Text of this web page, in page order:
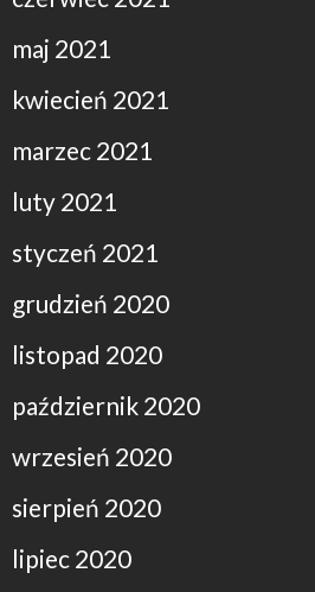
maj 2021
kwiecień 2021
marzec 2021
luty 2021
styczeń 2021
grudzień 2020
listopad 2020
październik 2020
wrzesień 2020
sierpień 2020
lipiec 2020